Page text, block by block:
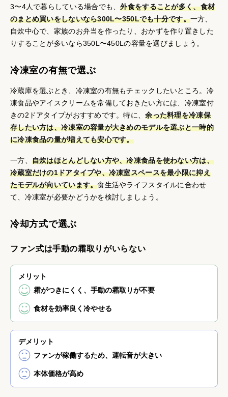
3〜4人で暮らしている場合でも、外食をすることが多く、食材
のまとめ買いをしないなら300L〜350Lでも十分です。一方、
自炊中心で、家族のお弁当を作ったり、おかずを作り置きした
りすることが多いなら350L〜450Lの容量を選びましょう。
冷凍室の有無で選ぶ
冷蔵庫を選ぶとき、冷凍室の有無もチェックしたいところ。冷
凍食品やアイスクリームを常備しておきたい方には、冷凍室付
きの2ドアタイプがおすすめです。特に、余った料理を冷凍保
存したい方は、冷凍室の容量が大きめのモデルを選ぶと一時的
に冷凍食品の量が増えても安心です。
一方、 自炊はほとんどしない方や、冷凍食品を使わない方は、
冷蔵室だけの1ドアタイプや、冷凍室スペースを最小限に抑え
たモデルが向いています。食生活やライフスタイルに合わせ
て、冷凍室が必要かどうかを検討しましょう。
冷却方式で選ぶ
ファン式は手動の霜取りがいらない
メリット
霜がつきにくく、手動の霜取りが不要
食材を効率良く冷やせる
デメリット
ファンが稼働するため、運転音が大きい
本体価格が高め